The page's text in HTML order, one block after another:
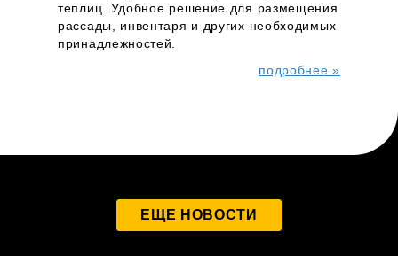
теплиц. Удобное решение для размещения
рассады, инвентаря и других необходимых
принадлежностей.
подробнее »
ЕЩЕ НОВОСТИ